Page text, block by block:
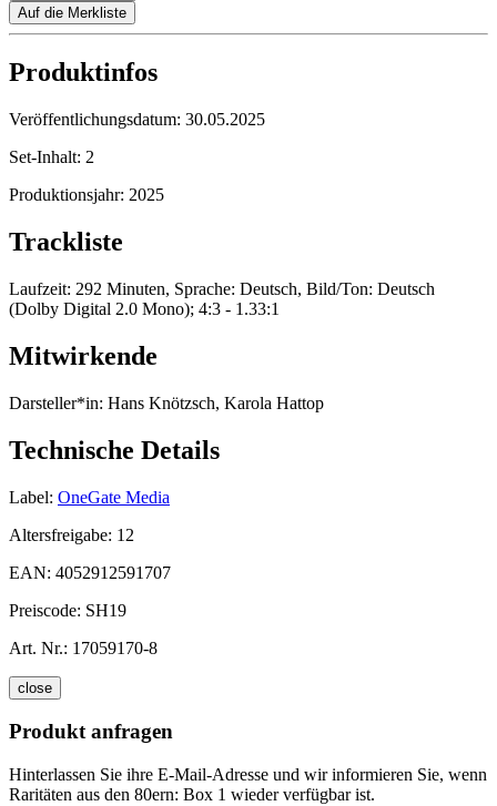
Auf die Merkliste
Produktinfos
Veröffentlichungsdatum: 30.05.2025
Set-Inhalt: 2
Produktionsjahr: 2025
Trackliste
Laufzeit: 292 Minuten, Sprache: Deutsch, Bild/Ton: Deutsch
(Dolby Digital 2.0 Mono); 4:3 - 1.33:1
Mitwirkende
Darsteller*in: Hans Knötzsch, Karola Hattop
Technische Details
Label: OneGate Media
Altersfreigabe: 12
EAN: 4052912591707
Preiscode: SH19
Art. Nr.: 17059170-8
close
Produkt anfragen
Hinterlassen Sie ihre E-Mail-Adresse und wir informieren Sie, wenn
Raritäten aus den 80ern: Box 1 wieder verfügbar ist.